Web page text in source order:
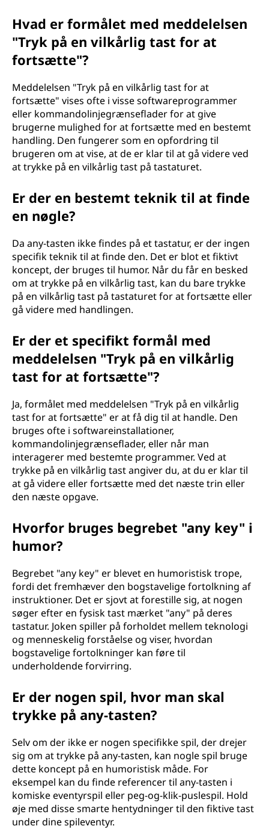
Hvad er formålet med meddelelsen
"Tryk på en vilkårlig tast for at
fortsætte"?
Meddelelsen "Tryk på en vilkårlig tast for at
fortsætte" vises ofte i visse softwareprogrammer
eller kommandolinjegrænseflader for at give
brugerne mulighed for at fortsætte med en bestemt
handling. Den fungerer som en opfordring til
brugeren om at vise, at de er klar til at gå videre ved
at trykke på en vilkårlig tast på tastaturet.
Er der en bestemt teknik til at finde
en nøgle?
Da any-tasten ikke findes på et tastatur, er der ingen
specifik teknik til at finde den. Det er blot et fiktivt
koncept, der bruges til humor. Når du får en besked
om at trykke på en vilkårlig tast, kan du bare trykke
på en vilkårlig tast på tastaturet for at fortsætte eller
gå videre med handlingen.
Er der et specifikt formål med
meddelelsen "Tryk på en vilkårlig
tast for at fortsætte"?
Ja, formålet med meddelelsen "Tryk på en vilkårlig
tast for at fortsætte" er at få dig til at handle. Den
bruges ofte i softwareinstallationer,
kommandolinjegrænseflader, eller når man
interagerer med bestemte programmer. Ved at
trykke på en vilkårlig tast angiver du, at du er klar til
at gå videre eller fortsætte med det næste trin eller
den næste opgave.
Hvorfor bruges begrebet "any key" i
humor?
Begrebet "any key" er blevet en humoristisk trope,
fordi det fremhæver den bogstavelige fortolkning af
instruktioner. Det er sjovt at forestille sig, at nogen
søger efter en fysisk tast mærket "any" på deres
tastatur. Joken spiller på forholdet mellem teknologi
og menneskelig forståelse og viser, hvordan
bogstavelige fortolkninger kan føre til
underholdende forvirring.
Er der nogen spil, hvor man skal
trykke på any-tasten?
Selv om der ikke er nogen specifikke spil, der drejer
sig om at trykke på any-tasten, kan nogle spil bruge
dette koncept på en humoristisk måde. For
eksempel kan du finde referencer til any-tasten i
komiske eventyrspil eller peg-og-klik-puslespil. Hold
øje med disse smarte hentydninger til den fiktive tast
under dine spileventyr.